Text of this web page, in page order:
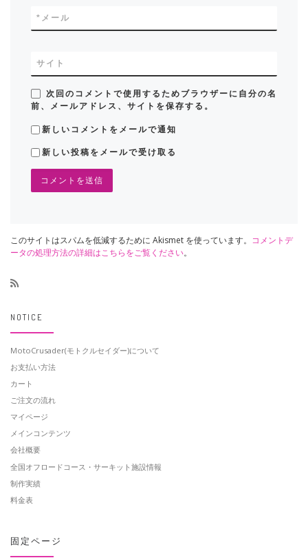
メール
*
サイト
次回のコメントで使用するためブラウザーに自分の名
前、メールアドレス、サイトを保存する。
新しいコメントをメールで通知
新しい投稿をメールで受け取る
このサイトはスパムを低減するために Akismet を使っています。 コメントデ
ータの処理方法の詳細はこちらをご覧ください。
NOTICE
MotoCrusader(モトクルセイダー)について
お支払い方法
カート
ご注文の流れ
マイページ
メインコンテンツ
会社概要
全国オフロードコース・サーキット施設情報
制作実績
料金表
固定ページ